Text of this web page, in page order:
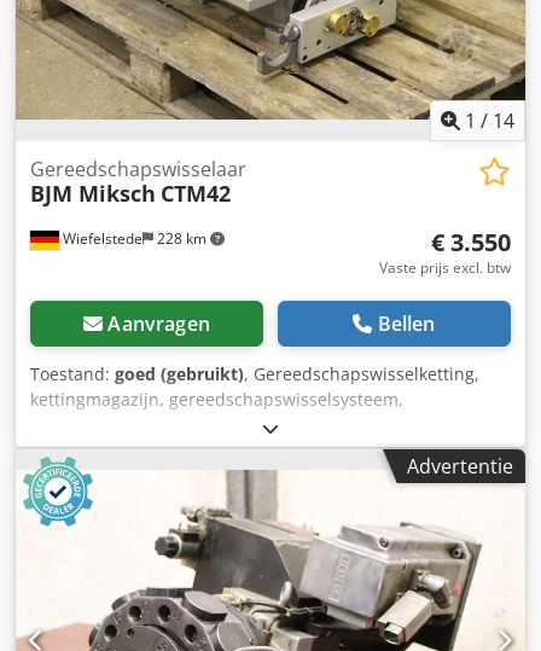
1 / 14
Wiefelstede 228 km
Gereedschapswisselaar
BJM Miksch CTM42
€ 3.550
Vaste prijs excl. btw
Aanvragen Bellen
Toestand: goed (gebruikt), Gereedschapswisselketting,
kettingmagazijn, gereedschapswisselsysteem,
gereedschapsmagazijn -Reserveonderdelen: afkomstig van
bewerkingscentrum BJM type ALBZ-145 -
Gereedschapshouder: HSK40 -Gereedschapwisselsysteem:
CTM42 DO 12P3 400 -Snijwisselaar: CUT42-V-90-60-D VX -
Wisselaar: RIG 06-12-P003 VX VCP IN DA -Aandrijfmotoren:
MGM -Afmetingen: 730/700/H450 mm -Gewicht: 160 kg
Dsdpfsfcr I Ejx Apwsck
Advertentie